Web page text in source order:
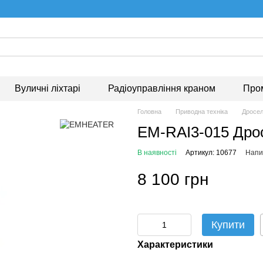
Вуличні ліхтарі Радіоуправління краном
Головна Приводна техніка
EM-RAI3-015
В наявності Артикул: 10677
8 100 грн
Купити
Характеристики